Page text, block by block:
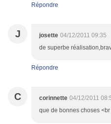
Répondre
J josette 04/12/2011 09:35
de superbe
Répondre
C corinnette 04/12/2011
que de bonnes choses